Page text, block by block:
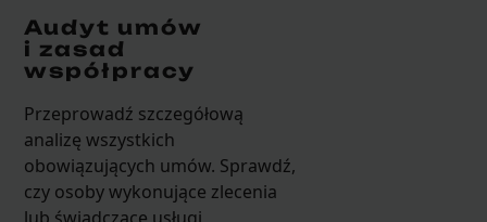
Audyt umów
i zasad
współpracy
Przeprowadź szczegółową
analizę wszystkich
obowiązujących umów. Sprawdź,
czy osoby wykonujące zlecenia